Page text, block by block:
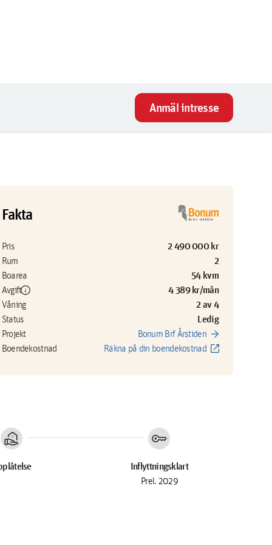
Anmäl intresse
Fakta
Pris 2 490 000 kr
Rum 2
Boarea 54 kvm
Avgiftinfo 4 389 kr/mån
Våning 2 av 4
Status Ledig
Projekt Bonum Brf Årstiden arrow_forward
Boendekostnad Räkna på din boendekostnad open_in_new
real_estate_agent key
Inflyttningsklart
Prel. 2029